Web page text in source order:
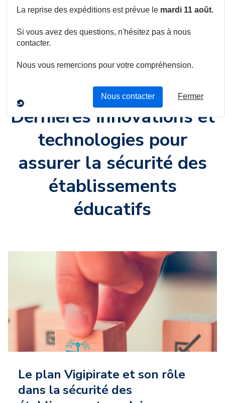
Confinement et systèmes
de sécurité dans l’éducation
Solutions innovantes pour la réduction des
risques et le bien-être
Dernières innovations et
technologies pour
assurer la sécurité des
établissements
éducatifs
Le plan Vigipirate et son rôle
dans la sécurité des